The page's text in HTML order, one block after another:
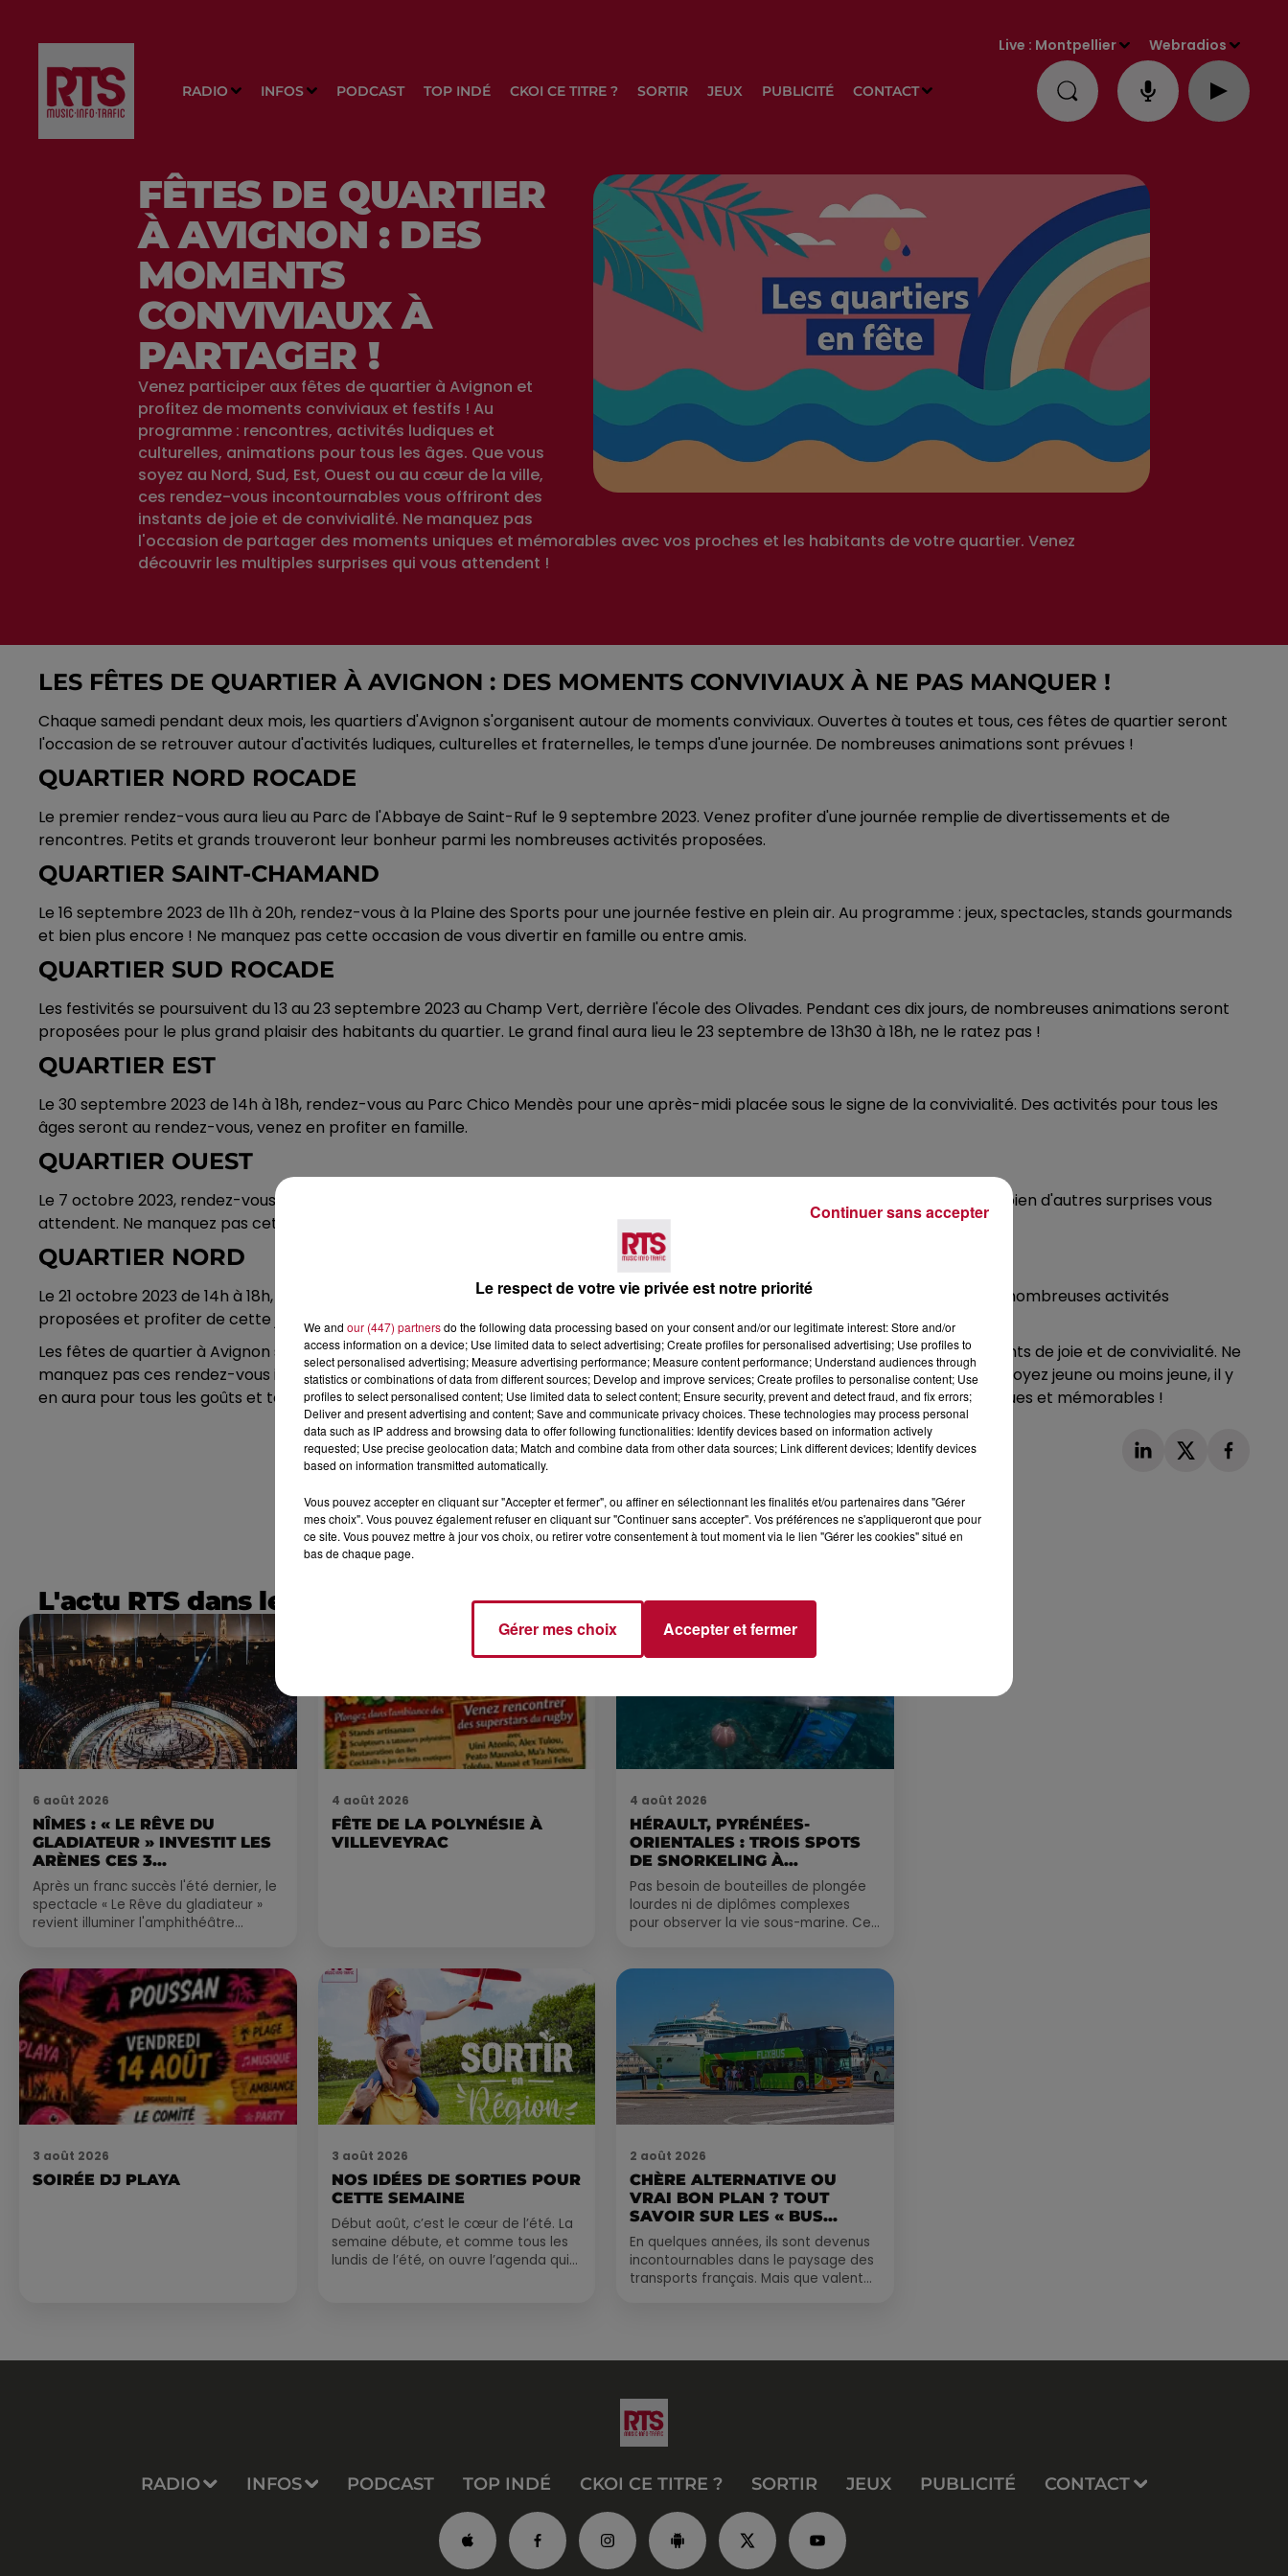
RADIO INFOS PODCAST TOP INDÉ CKOI CE TITRE ? SORTIR JEUX PUBLICITÉ CONTACT
Live : Montpellier Webradios
FÊTES DE QUARTIER
À AVIGNON : DES
MOMENTS
CONVIVIAUX À
PARTAGER !
Venez participer aux fêtes de quartier à Avignon et
profitez de moments conviviaux et festifs ! Au
programme : rencontres, activités ludiques et
culturelles, animations pour tous les âges. Que vous
soyez au Nord, Sud, Est, Ouest ou au cœur de la ville,
ces rendez-vous incontournables vous offriront des
instants de joie et de convivialité. Ne manquez pas
l'occasion de partager des moments uniques et mémorables avec vos proches et les habitants de votre quartier. Venez
découvrir les multiples surprises qui vous attendent !
LES FÊTES DE QUARTIER À AVIGNON : DES MOMENTS CONVIVIAUX À NE PAS MANQUER !
Chaque samedi pendant deux mois, les quartiers d'Avignon s'organisent autour de moments conviviaux. Ouvertes à toutes et tous, ces fêtes de quartier seront
l'occasion de se retrouver autour d'activités ludiques, culturelles et fraternelles, le temps d'une journée. De nombreuses animations sont prévues !
QUARTIER NORD ROCADE
Le premier rendez-vous aura lieu au Parc de l'Abbaye de Saint-Ruf le 9 septembre 2023. Venez profiter d'une journée remplie de divertissements et de
rencontres. Petits et grands trouveront leur bonheur parmi les nombreuses activités proposées.
QUARTIER SAINT-CHAMAND
Le 16 septembre 2023 de 11h à 20h, rendez-vous à la Plaine des Sports pour une journée festive en plein air. Au programme : jeux, spectacles, stands gourmands
et bien plus encore ! Ne manquez pas cette occasion de vous divertir en famille ou entre amis.
QUARTIER SUD ROCADE
Les festivités se poursuivent du 13 au 23 septembre 2023 au Champ Vert, derrière l'école des Olivades. Pendant ces dix jours, de nombreuses animations seront
proposées pour le plus grand plaisir des habitants du quartier. Le grand final aura lieu le 23 septembre de 13h30 à 18h, ne le ratez pas !
QUARTIER EST
Le 30 septembre 2023 de 14h à 18h, rendez-vous au Parc Chico Mendès pour une après-midi placée sous le signe de la convivialité. Des activités pour tous les
âges seront au rendez-vous, venez en profiter en famille.
QUARTIER OUEST
Le 7 octobre 2023, rendez-vous au Parc du Pré du Curé pour une journée festive. Au programme : jeux, animations, spectacles et bien d'autres surprises vous
attendent. Ne manquez pas cette occasion de passer un moment agréable en plein air.
QUARTIER NORD
Le 21 octobre 2023 de 14h à 18h, direction le Parc du Clos de Massillargues pour une après-midi de festivités. Venez participer aux nombreuses activités
proposées et profiter de cette journée conviviale en famille ou entre amis.
Les fêtes de quartier à Avignon sont l'occasion idéale de se retrouver, de faire de nouvelles rencontres et de partager des moments de joie et de convivialité. Ne
manquez pas ces rendez-vous incontournables de la vie locale et venez profiter des nombreuses animations prévues. Que vous soyez jeune ou moins jeune, il y
en aura pour tous les goûts et toutes les envies. Rendez-vous dans les différents quartiers de la ville pour vivre des moments uniques et mémorables !
L'actu RTS dans le Sud Voir plus
6 août 2026
NÎMES : « LE RÊVE DU
GLADIATEUR » INVESTIT LES
ARÈNES CES 3...
Après un franc succès l'été dernier, le
spectacle « Le Rêve du gladiateur »
revient illuminer l'amphithéâtre
4 août 2026
FÊTE DE LA POLYNÉSIE À
VILLEVEYRAC
4 août 2026
HÉRAULT, PYRÉNÉES-
ORIENTALES : TROIS SPOTS
DE SNORKELING À
EXPLORER...
Pas besoin de bouteilles de plongée
lourdes ni de diplômes complexes
pour observer la vie sous-marine. Cet
3 août 2026
SOIRÉE DJ PLAYA
3 août 2026
NOS IDÉES DE SORTIES POUR
CETTE SEMAINE
Début août, c’est le cœur de l’été. La
semaine débute, et comme tous les
lundis de l’été, on ouvre l’agenda qui
2 août 2026
CHÈRE ALTERNATIVE OU
VRAI BON PLAN ? TOUT
SAVOIR SUR LES « BUS...
En quelques années, ils sont devenus
incontournables dans le paysage des
transports français. Mais que valent
RADIO INFOS PODCAST TOP INDÉ CKOI CE TITRE ? SORTIR JEUX PUBLICITÉ CONTACT
Le respect de votre vie privée est notre priorité
We and our (447) partnersdo the following data processing based on your consent and/or our legitimate interest: Store and/or
access information on a device; Use limited data to select advertising; Create profiles for personalised advertising; Use profiles to
select personalised advertising; Measure advertising performance; Measure content performance; Understand audiences through
statistics or combinations of data from different sources; Develop and improve services; Create profiles to personalise content; Use
profiles to select personalised content; Use limited data to select content; Ensure security, prevent and detect fraud, and fix errors;
Deliver and present advertising and content; Save and communicate privacy choices. These technologies may process personal
data such as IP address and browsing data to offer following functionalities: Identify devices based on information actively
requested; Use precise geolocation data; Match and combine data from other data sources; Link different devices; Identify devices
based on information transmitted automatically.
Vous pouvez accepter en cliquant sur "Accepter et fermer", ou affiner en sélectionnant les finalités et/ou partenaires dans "Gérer
mes choix". Vous pouvez également refuser en cliquant sur "Continuer sans accepter". Vos préférences ne s'appliqueront que pour
ce site. Vous pouvez mettre à jour vos choix, ou retirer votre consentement à tout moment via le lien "Gérer les cookies" situé en
bas de chaque page.
Gérer mes choix Accepter et fermer
Continuer sans accepter